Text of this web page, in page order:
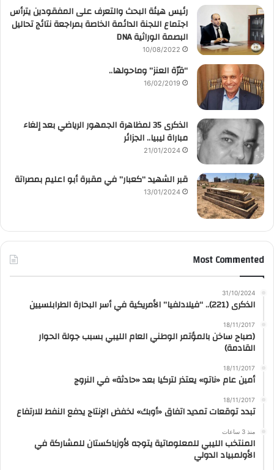
رئيس هيئة البحث والتعرف على المفقودين يترأس
اجتماع اللجنة الدائمة الخاصة بمراجعة نتائج تحاليل
البصمة الوراثية DNA
10/08/2022
“قرّة العنز” وماحولها..
16/02/2019
الذكرى 35 لمظاهرة الجمهور الرياضي بعد إلغاء
مباراة ليبيا.. الجزائر
21/01/2024
قبر الشهيد “كعبار” في مقبرة أبو اعليم بمصراتة
13/01/2024
Most Commented
31/10/2024
الذكرى (221).. “فيلادلفيا” الأمريكية في أسر البحارة الطرابلسيين
18/11/2017
(صباح ساخن بالمؤتمر الوطني العام الليبي بسبب جولة الحوار
القادمة)
18/11/2017
أمين عام «ناتو» يعتذر لتركيا بعد «حادثة» في النروج
18/11/2017
تبدد توقعات تمديد اتفاق «أوبك» لخفض الإنتاج يدفع النفط للارتفاع
منذ 3 ساعات
المنتخب الليبي للمعلوماتية يتوجه لأوزباكستان للمشاركة في
الأولمبياد الدولي